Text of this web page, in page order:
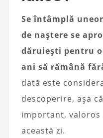
Se întâmplă
de naștere se
dăruiești pentru o
ani să rămână
dată este
descoperire, așa
important, valoros
această zi.